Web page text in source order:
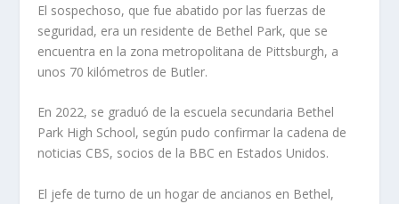
El sospechoso, que fue abatido por las fuerzas de
seguridad, era un residente de Bethel Park, que se
encuentra en la zona metropolitana de Pittsburgh, a
unos 70 kilómetros de Butler.
En 2022, se graduó de la escuela secundaria Bethel
Park High School, según pudo confirmar la cadena de
noticias CBS, socios de la BBC en Estados Unidos.
El jefe de turno de un hogar de ancianos en Bethel,